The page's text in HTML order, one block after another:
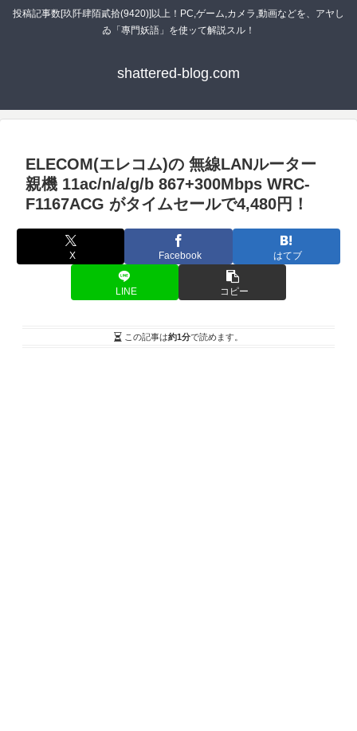
投稿記事数[玖阡肆陌貳拾(9420)]以上！PC,ゲーム,カメラ,動画などを、アヤし
ゐ「專門妖語」を使ッて解説スル！
shattered-blog.com
ELECOM(エレコム)の 無線LANルーター
親機 11ac/n/a/g/b 867+300Mbps WRC-
F1167ACG がタイムセールで4,480円！
X Facebook はてブ
LINE コピー
この記事は約1分で読めます。